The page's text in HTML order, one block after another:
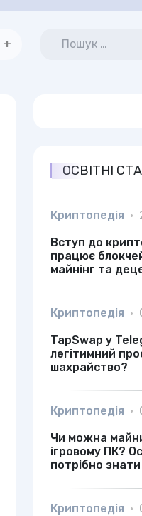
ОСВІТНІ
Криптопедія •
Вступ до
працює
майнінг та
Криптопедія •
TapSwap у
легітимний
шахрайство?
Криптопедія •
Чи можна
ігровому ПК?
потрібно знати
Криптопедія •